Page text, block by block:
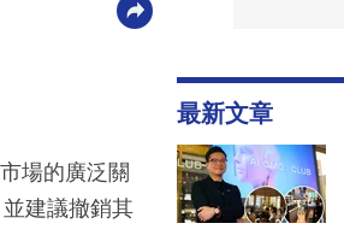
場的廣泛關
建議撤銷其
最新文章